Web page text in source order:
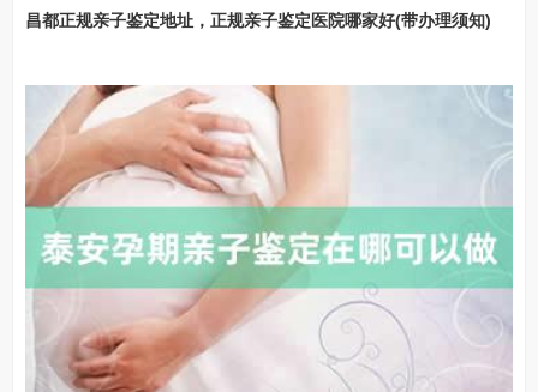
昌都正规亲子鉴定地址，正规亲子鉴定医院哪家好(带办理须知)